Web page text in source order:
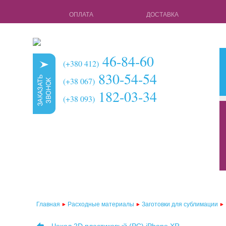
ОПЛАТА ДОСТАВКА
(+380 412) 46-84-60
(+38 067) 830-54-54
(+38 093) 182-03-34
чехлы для
Главная Расходные материалы Заготовки для сублимации